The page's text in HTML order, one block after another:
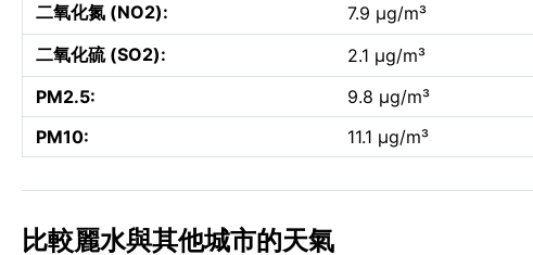
二氧化氮 (NO2):
7.9 µg/m³
二氧化硫 (SO2):
2.1 µg/m³
PM2.5:
9.8 µg/m³
PM10:
11.1 µg/m³
比較麗水與其他城市的天氣